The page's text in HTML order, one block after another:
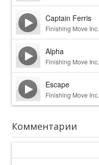
Captain Ferris
Finishing Move Inc.
Alpha
Finishing Move Inc.
Escape
Finishing Move Inc.
Комментарии